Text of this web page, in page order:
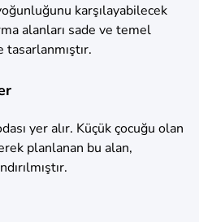
karşılayabilecek
alanları sade ve temel
yer alır. Küçük çocuğu olan
planlanan bu alan,